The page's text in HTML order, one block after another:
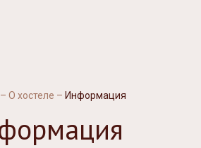
– О хостеле – Информация